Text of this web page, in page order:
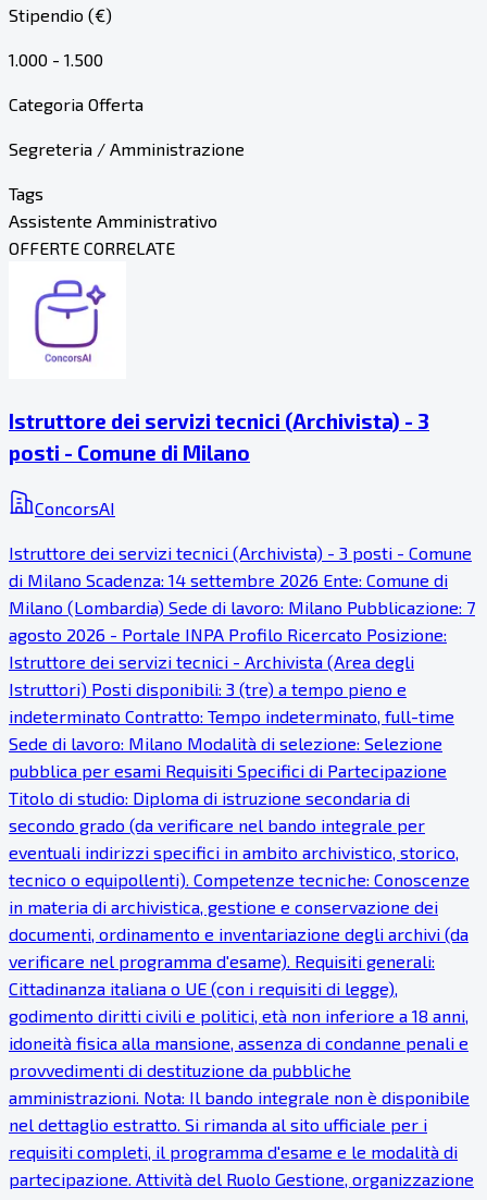
Stipendio (€)
1.000 - 1.500
Categoria Offerta
Segreteria / Amministrazione
Tags
Assistente Amministrativo
OFFERTE CORRELATE
Istruttore dei servizi tecnici (Archivista) - 3
posti - Comune di Milano
ConcorsAI
Istruttore dei servizi tecnici (Archivista) - 3 posti - Comune
di Milano Scadenza: 14 settembre 2026 Ente: Comune di
Milano (Lombardia) Sede di lavoro: Milano Pubblicazione: 7
agosto 2026 - Portale INPA Profilo Ricercato Posizione:
Istruttore dei servizi tecnici - Archivista (Area degli
Istruttori) Posti disponibili: 3 (tre) a tempo pieno e
indeterminato Contratto: Tempo indeterminato, full-time
Sede di lavoro: Milano Modalità di selezione: Selezione
pubblica per esami Requisiti Specifici di Partecipazione
Titolo di studio: Diploma di istruzione secondaria di
secondo grado (da verificare nel bando integrale per
eventuali indirizzi specifici in ambito archivistico, storico,
tecnico o equipollenti). Competenze tecniche: Conoscenze
in materia di archivistica, gestione e conservazione dei
documenti, ordinamento e inventariazione degli archivi (da
verificare nel programma d'esame). Requisiti generali:
Cittadinanza italiana o UE (con i requisiti di legge),
godimento diritti civili e politici, età non inferiore a 18 anni,
idoneità fisica alla mansione, assenza di condanne penali e
provvedimenti di destituzione da pubbliche
amministrazioni. Nota: Il bando integrale non è disponibile
nel dettaglio estratto. Si rimanda al sito ufficiale per i
requisiti completi, il programma d'esame e le modalità di
partecipazione. Attività del Ruolo Gestione, organizzazione